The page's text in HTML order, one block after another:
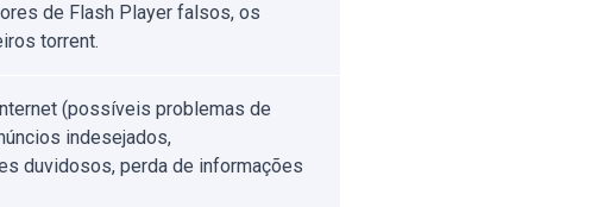
de Flash Player falsos, os
torrent.
(possíveis problemas de
indesejados,
duvidosos, perda de informações